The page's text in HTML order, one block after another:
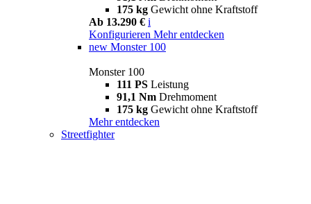
175 kg Gewicht ohne Kraftstoff
Ab 13.290 € i
Konfigurieren Mehr entdecken
new Monster 100
Monster 100
111 PS Leistung
91,1 Nm Drehmoment
175 kg Gewicht ohne Kraftstoff
Mehr entdecken
Streetfighter